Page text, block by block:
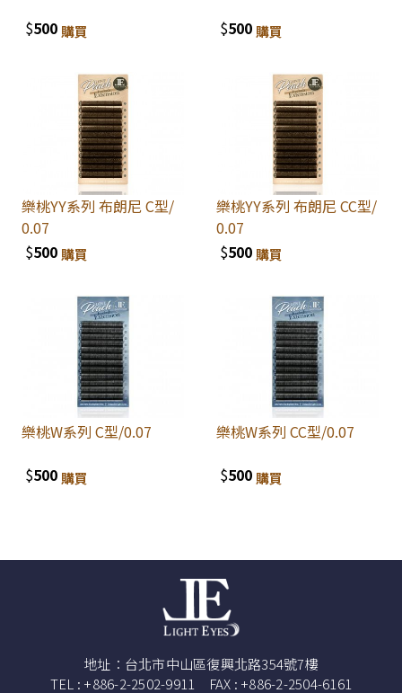
$500 購買 $500 購買
樂桃YY系列 布朗尼 C型/
0.07
$500購買
樂桃YY系列 布朗尼 CC型/
0.07
$500 購買
樂桃W系列 C型/0.07
$500 購買
樂桃W系列 CC型/0.07
$500 購買
地址：台北市中山區復興北路354號7樓
TEL : +886-2-2502-9911 FAX : +886-2-2504-6161